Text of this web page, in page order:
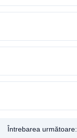
Întrebarea următoare: